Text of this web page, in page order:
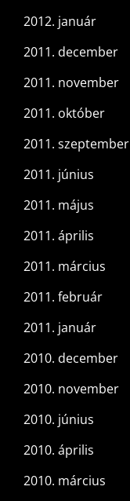
2012. január
2011. december
2011. november
2011. október
2011. szeptember
2011. június
2011. május
2011. április
2011. március
2011. február
2011. január
2010. december
2010. november
2010. június
2010. április
2010. március